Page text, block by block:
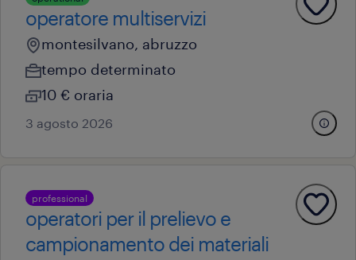
operatore multiservizi
montesilvano, abruzzo
tempo determinato
10 € oraria
3 agosto 2026
professional
operatori per il prelievo e
campionamento dei materiali